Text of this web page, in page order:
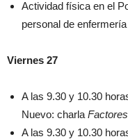
Actividad física en el
personal de
Viernes 27
A las 9.30 y 10.30
Nuevo: charla
A las 9.30 y 10.30